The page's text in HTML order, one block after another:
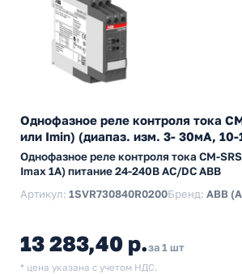
Однофазное реле контроля тока
или Imin) (диапаз. изм. 3- 30мА,
Однофазное реле контроля тока CM-
Imax 1А) питание 24-240В AC/DC ABB
Артикул: 1SVR730840R0200Бренд: ABB
13 283,40 р.за 1 шт
* цена указана с учетом НДС.